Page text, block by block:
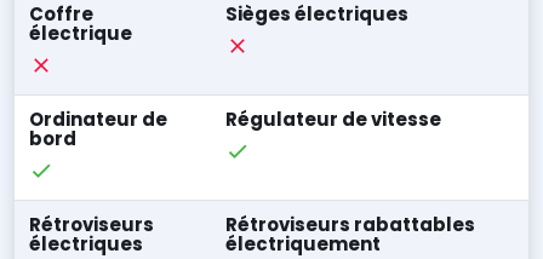
Coffre
électrique
Sièges électriques
Ordinateur de
bord
Régulateur de vitesse
Rétroviseurs
électriques
Rétroviseurs rabattables
électriquement